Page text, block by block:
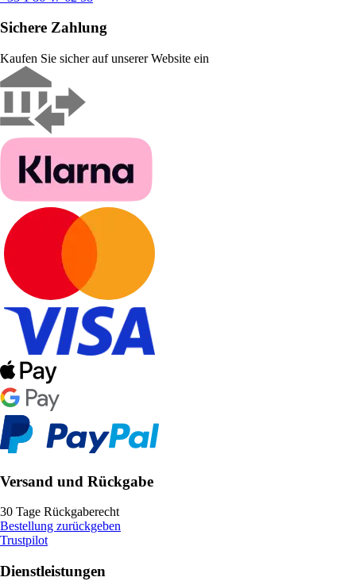
Sichere Zahlung
Kaufen Sie sicher auf unserer Website ein
Versand und Rückgabe
30 Tage Rückgaberecht
Bestellung zurückgeben
Trustpilot
Dienstleistungen